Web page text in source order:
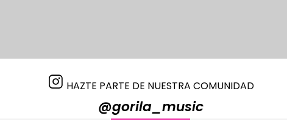
HAZTE PARTE DE NUESTRA COMUNIDAD
@gorila_music